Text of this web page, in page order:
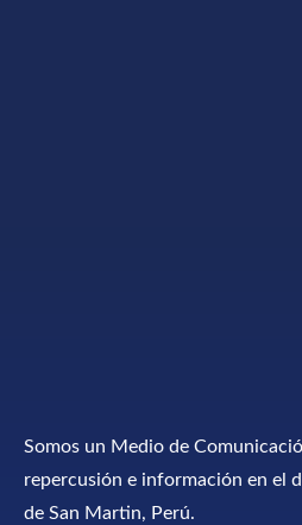
Somos un Medio de
repercusión e información en el
de San Martin, Perú.